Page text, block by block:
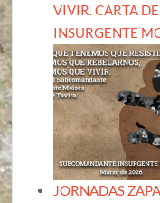
VIVIR. CARTA
INSURGENTE
JORNADAS